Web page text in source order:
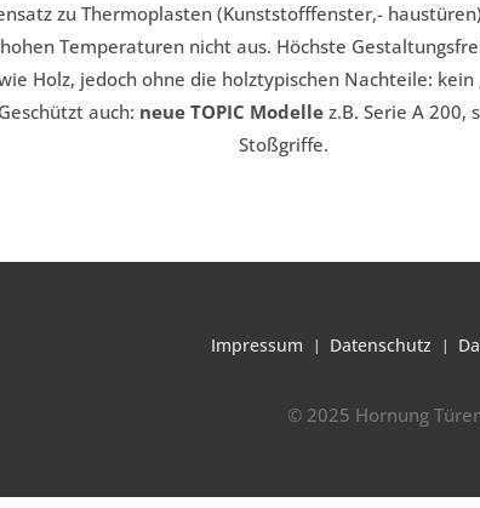
zu Thermoplasten (Kunststofffenster,-
Temperaturen nicht aus. Höchste
Holz, jedoch ohne die holztypischen Nachteile: kein
auch: neue TOPIC Modellez.B. Serie A 200,
Stoßgriffe.
Impressum Datenschutz
© 2025 Hornung